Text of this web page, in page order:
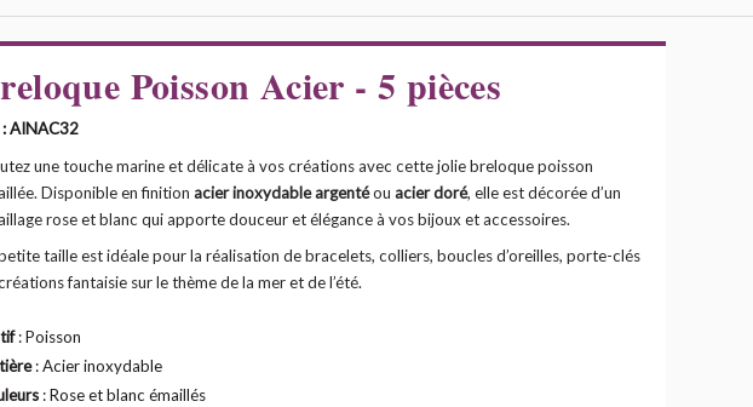
Poisson Acier - 5 pièces
: AINAC32
une touche marine et délicate à vos créations avec cette jolie breloque poisson
Disponible en finition acier inoxydable argentéou acier doré, elle est décorée d’un
rose et blanc qui apporte douceur et élégance à vos bijoux et accessoires.
taille est idéale pour la réalisation de bracelets, colliers, boucles d’oreilles, porte-clés
fantaisie sur le thème de la mer et de l’été.
: Poisson
: Acier inoxydable
: Rose et blanc émaillés